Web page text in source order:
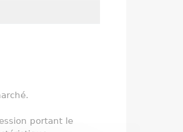
portant le